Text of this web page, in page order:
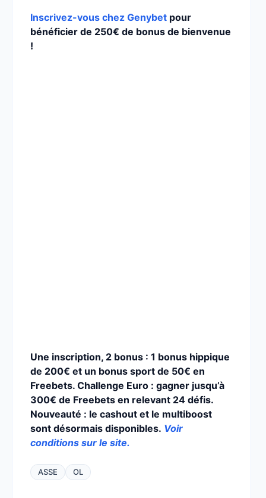
Inscrivez-vous chez Genybet pour
bénéficier de 250€ de bonus de bienvenue
!
Une inscription, 2 bonus : 1 bonus hippique
de 200€ et un bonus sport de 50€ en
Freebets. Challenge Euro : gagner jusqu’à
300€ de Freebets en relevant 24 défis.
Nouveauté : le cashout et le multiboost
sont désormais disponibles. Voir
conditions sur le site.
ASSE OL